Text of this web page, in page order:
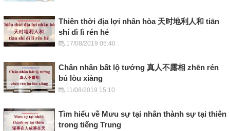
Thiên thời địa lợi nhân hòa 天时地利人和 tiān
shí dì lì rén hé
17/08/2019 05:40
Chân nhân bất lộ tướng 真人不露相 zhēn rén
bú lòu xiàng
11/08/2019 15:10
Tìm hiểu về Mưu sự tại nhân thành sự tại thiên
trong tiếng Trung